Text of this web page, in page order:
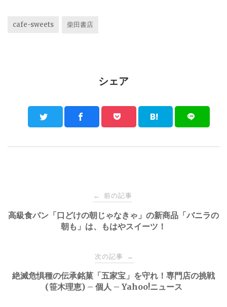
cafe-sweets 柴田書店
シェア
navigation
← 前の記事
高級食パン「口どけの朝じゃなきゃ」の新商品「バニラの
朝も」は、もはやスイーツ！
次の記事 →
絶滅危惧種の伝承銘菓「五家宝」を守れ！専門店の挑戦
(笹木理恵) – 個人 – Yahoo!ニュース